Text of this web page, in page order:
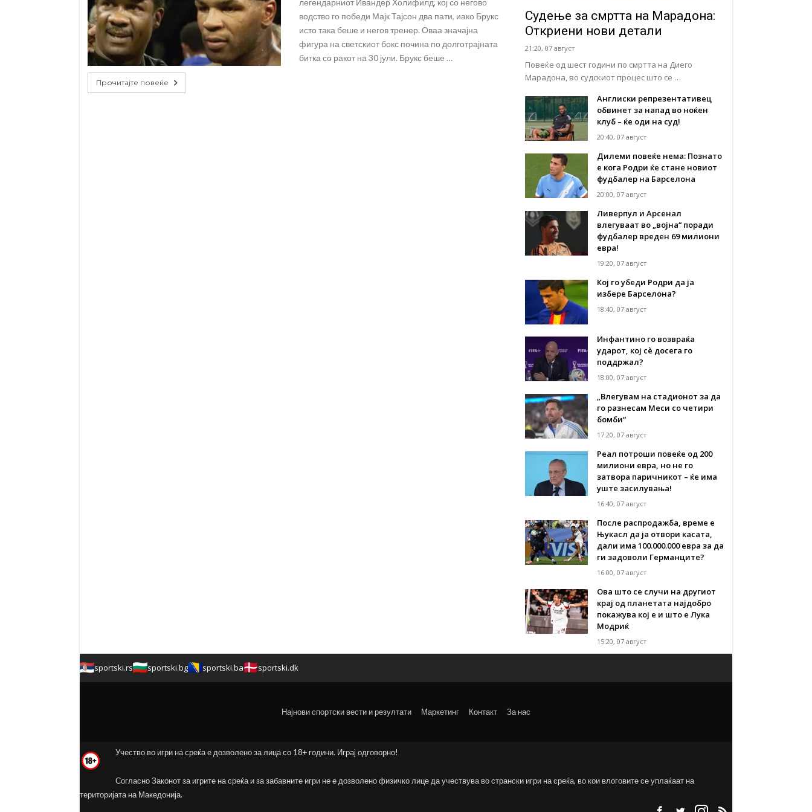
водство го победи Мајк Тајсон два пати, иако Брукс
исто така беше и негов тренер. Оваа значајна
фигура на светскиот бокс почина по долготрајната
битка со ракот на 30 јули. Брукс беше …
Прочитајте повеќе
Судење за смртта на Марадона:
Откриени нови детали
21:20, 07 август
Повеќе од шест години по смртта на Диего
Марадона, во судскиот процес што се …
Англиски репрезентативец
обвинет за напад во ноќен
клуб – ќе оди на суд!
20:40, 07 август
Дилеми повеќе нема: Познато
е кога Родри ќе стане новиот
фудбалер на Барселона
20:00, 07 август
Ливерпул и Арсенал
влегуваат во „војна“ поради
фудбалер вреден 69 милиони
евра!
19:20, 07 август
Кој го убеди Родри да ја
избере Барселона?
18:40, 07 август
Инфантино го возвраќа
ударот, кој сè досега го
поддржал?
18:00, 07 август
„Влегувам на стадионот за да
го разнесам Меси со четири
бомби“
17:20, 07 август
Реал потроши повеќе од 200
милиони евра, но не го
затвора паричникот – ќе има
уште засилувања!
16:40, 07 август
После распродажба, време е
Њукасл да ја отвори касата,
дали има 100.000.000 евра за да
ги задоволи Германците?
16:00, 07 август
Ова што се случи на другиот
крај од планетата најдобро
покажува кој е и што е Лука
Модриќ
15:20, 07 август
sportski.rs sportski.bg sportski.ba sportski.dk
Најнови спортски вести и резултати Маркетинг Контакт За нас
Учество во игри на среќа е дозволено за лица со 18+ години. Играј одговорно!
Согласно Законот за игрите на среќа и за забавните игри не е дозволено физичко лице да учествува во странски игри на среќа, во кои влоговите се уплаќаат на
територијата на Македонија.